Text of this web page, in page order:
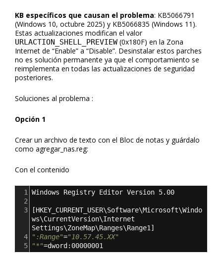
KB específicos que causan el problema: KB5066791
(Windows 10, octubre 2025) y KB5066835 (Windows 11).
Estas actualizaciones modifican el valor
URLACTION_SHELL_PREVIEW (0x180F) en la Zona
Internet de “Enable” a “Disable”. Desinstalar estos parches
no es solución permanente ya que el comportamiento se
reimplementa en todas las actualizaciones de seguridad
posteriores.
Soluciones al problema :
Opción 1
Crear un archivo de texto con el Bloc de notas y guárdalo
como agregar_nas.reg:
Con el contenido
1 Windows Registry Editor Version 5.00
2
3
[HKEY_CURRENT_USER\Software\Microsoft\Windo
ws\CurrentVersion\Internet
Settings\ZoneMap\Ranges\Range1]
4
":Range"="10.57.45.XX"
5
"*"=dword:00000001